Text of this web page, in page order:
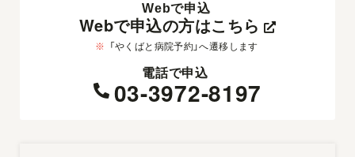
Webで申込
Webで申込の方はこちら
※ 「やくばと病院予約」へ遷移します
電話で申込
03-3972-8197